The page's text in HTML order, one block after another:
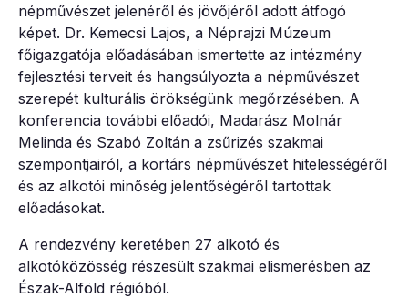
népművészet jelenéről és jövőjéről adott átfogó
képet. Dr. Kemecsi Lajos, a Néprajzi Múzeum
főigazgatója előadásában ismertette az intézmény
fejlesztési terveit és hangsúlyozta a népművészet
szerepét kulturális örökségünk megőrzésében. A
konferencia további előadói, Madarász Molnár
Melinda és Szabó Zoltán a zsűrizés szakmai
szempontjairól, a kortárs népművészet hitelességéről
és az alkotói minőség jelentőségéről tartottak
előadásokat.
A rendezvény keretében 27 alkotó és
alkotóközösség részesült szakmai elismerésben az
Észak-Alföld régióból.